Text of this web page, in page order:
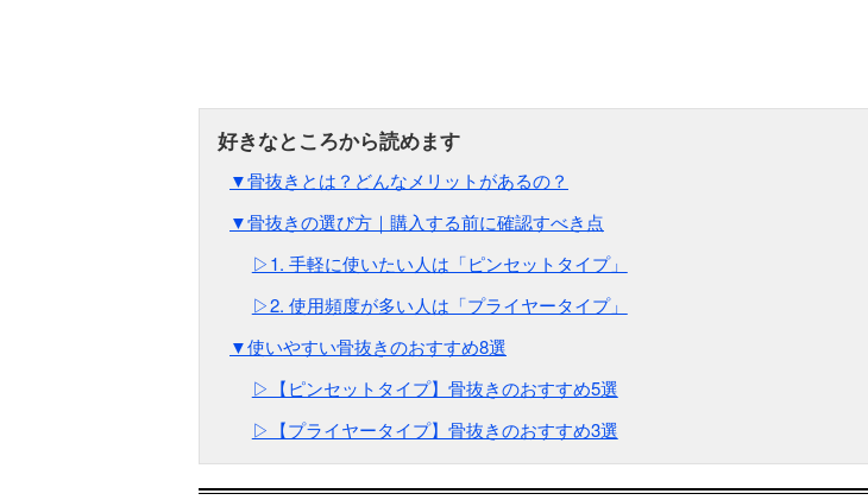
▼骨抜きとは？どんなメリットがあるの？
▼骨抜きの選び方｜購入する前に確認すべき点
▷1. 手軽に使いたい人は「ピンセットタイプ」
▷2. 使用頻度が多い人は「プライヤータイプ」
▼使いやすい骨抜きのおすすめ8選
▷【ピンセットタイプ】骨抜きのおすすめ5選
▷【プライヤータイプ】骨抜きのおすすめ3選